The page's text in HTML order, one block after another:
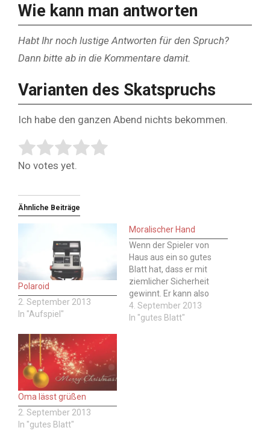
Wie kann man antworten
Habt Ihr noch lustige Antworten für den Spruch?
Dann bitte ab in die Kommentare damit.
Varianten des Skatspruchs
Ich habe den ganzen Abend nichts bekommen.
Rate this item:
Submit Rating
No votes yet.
Ähnliche Beiträge
Polaroid
2. September 2013
In "Aufspiel"
Moralischer Hand
Wenn der Spieler von
Haus aus ein so gutes
Blatt hat, dass er mit
ziemlicher Sicherheit
gewinnt. Er kann also
ruhigen Gewissens
darauf verzichten, den
4. September 2013
In "gutes Blatt"
Oma lässt grüßen
2. September 2013
In "gutes Blatt"